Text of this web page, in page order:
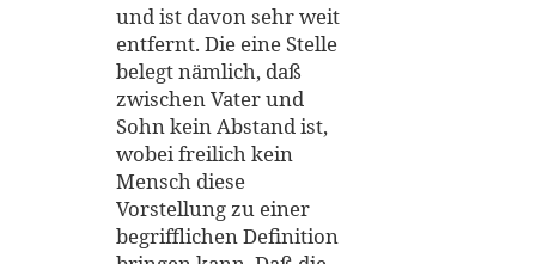
und ist davon sehr weit
entfernt. Die eine Stelle
belegt nämlich, daß
zwischen Vater und
Sohn kein Abstand ist,
wobei freilich kein
Mensch diese
Vorstellung zu einer
begrifflichen Definition